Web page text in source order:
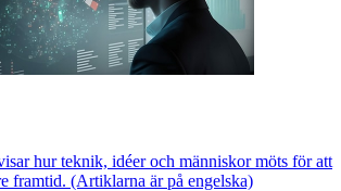
hur teknik, idéer och människor möts för att
framtid. (Artiklarna är på engelska)